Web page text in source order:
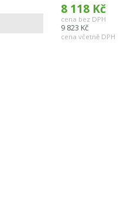
8 118 Kč
cena bez DPH
9 823 Kč
cena včetně DPH